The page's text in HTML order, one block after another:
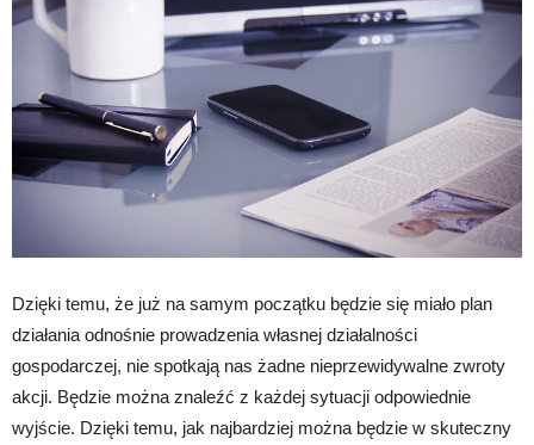
Dzięki temu, że już na samym początku będzie się miało plan
działania odnośnie prowadzenia własnej działalności
gospodarczej, nie spotkają nas żadne nieprzewidywalne zwroty
akcji. Będzie można znaleźć z każdej sytuacji odpowiednie
wyjście. Dzięki temu, jak najbardziej można będzie w skuteczny